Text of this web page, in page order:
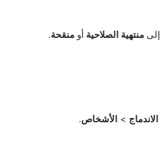
إلى منتهية الصلاحية أو منقحة.
الاندماج > الأشخاص.